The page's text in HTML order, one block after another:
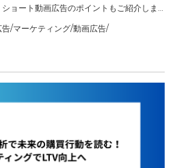
ョート動画広告のポイントもご紹介しま
/マーケティング/動画広告/